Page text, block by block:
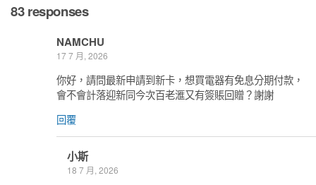
83 responses
NAMCHU
17 7 月, 2026
你好，請問最新申請到新卡，想買電器有免息分期付款，
會不會計落迎新同今次百老滙又有簽賬回贈？謝謝
回覆
小斯
18 7 月, 2026